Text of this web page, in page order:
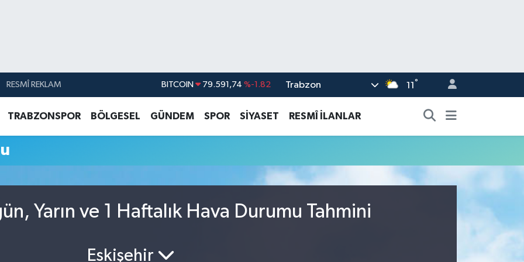
RESMÎ REKLAM BITCOIN 79.591,74 %-1.82
%0.19
Trabzon 11 °
TRABZONSPOR BÖLGESEL GÜNDEM SPOR SİYASET RESMÎ İLANLAR
Yarın ve 1 Haftalık Hava Durumu Tahmini
Eskişehir